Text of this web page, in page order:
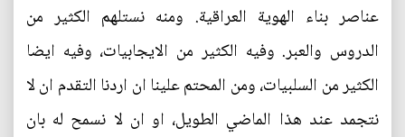
عناصر بناء الهوية العراقية. ومنه نستلهم الكثير من
الدروس والعبر. وفيه الكثير من الايجابيات، وفيه ايضا
الكثير من السلبيات، ومن المحتم علينا ان اردنا التقدم ان لا
نتجمد عند هذا الماضي الطويل، او ان لا نسمح له بان